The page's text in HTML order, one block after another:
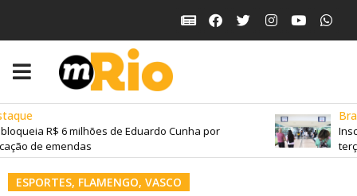
R$ 6 milhões de Eduardo Cunha por
de emendas
ESPORTES, FLAMENGO, VASCO